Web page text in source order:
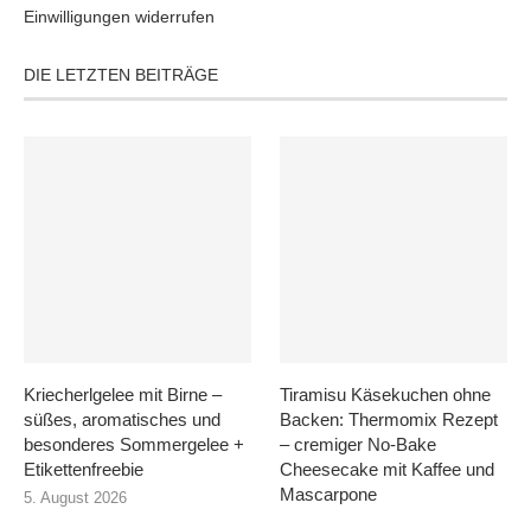
Einwilligungen widerrufen
DIE LETZTEN BEITRÄGE
Kriecherlgelee mit Birne –
süßes, aromatisches und
besonderes Sommergelee +
Etikettenfreebie
5. August 2026
Tiramisu Käsekuchen ohne
Backen: Thermomix Rezept
– cremiger No-Bake
Cheesecake mit Kaffee und
Mascarpone